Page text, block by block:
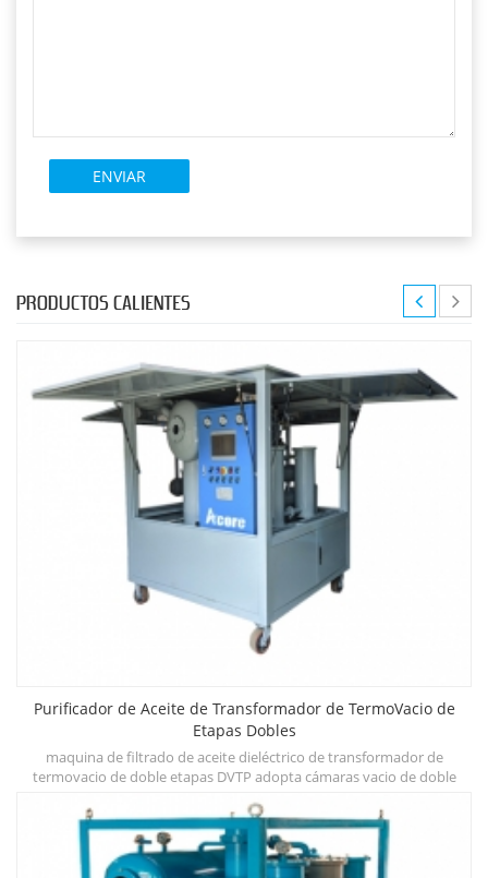
PRODUCTOS CALIENTES
Purificador de Aceite de Transformador de TermoVacio de
Etapas Dobles
maquina de filtrado de aceite dieléctrico de transformador de
termovacio de doble etapas DVTP adopta cámaras vacio de doble
etapas,que pueden mejorar rápidamente la rigidez dielectrica,reducir
el contenido de agua,gas y partículas y otros contaminantes.